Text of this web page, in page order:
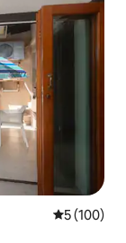
Évaluation
5 (100)